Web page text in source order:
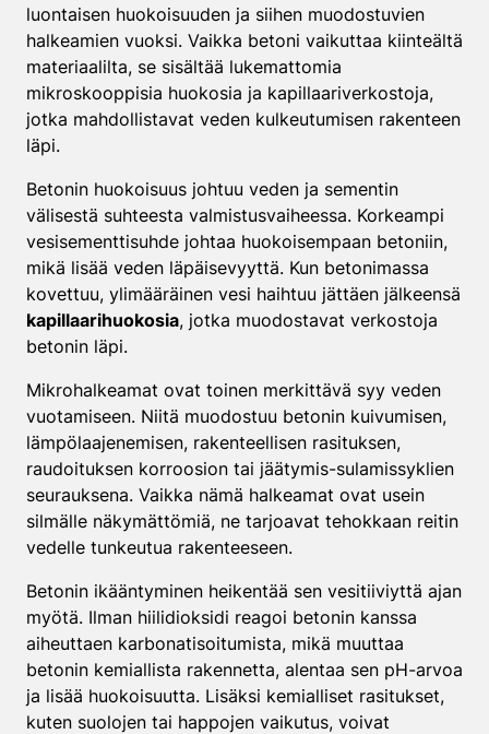
luontaisen huokoisuuden ja siihen muodostuvien
halkeamien vuoksi. Vaikka betoni vaikuttaa kiinteältä
materiaalilta, se sisältää lukemattomia
mikroskooppisia huokosia ja kapillaariverkostoja,
jotka mahdollistavat veden kulkeutumisen rakenteen
läpi.
Betonin huokoisuus johtuu veden ja sementin
välisestä suhteesta valmistusvaiheessa. Korkeampi
vesisementtisuhde johtaa huokoisempaan betoniin,
mikä lisää veden läpäisevyyttä. Kun betonimassa
kovettuu, ylimääräinen vesi haihtuu jättäen jälkeensä
kapillaarihuokosia, jotka muodostavat verkostoja
betonin läpi.
Mikrohalkeamat ovat toinen merkittävä syy veden
vuotamiseen. Niitä muodostuu betonin kuivumisen,
lämpölaajenemisen, rakenteellisen rasituksen,
raudoituksen korroosion tai jäätymis-sulamissyklien
seurauksena. Vaikka nämä halkeamat ovat usein
silmälle näkymättömiä, ne tarjoavat tehokkaan reitin
vedelle tunkeutua rakenteeseen.
Betonin ikääntyminen heikentää sen vesitiiviyttä ajan
myötä. Ilman hiilidioksidi reagoi betonin kanssa
aiheuttaen karbonatisoitumista, mikä muuttaa
betonin kemiallista rakennetta, alentaa sen pH-arvoa
ja lisää huokoisuutta. Lisäksi kemialliset rasitukset,
kuten suolojen tai happojen vaikutus, voivat